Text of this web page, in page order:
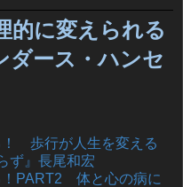
的に変えられる
ダース・ハンセ
！ 歩行が人生を変える
ず』長尾和宏
！PART2 体と心の病に